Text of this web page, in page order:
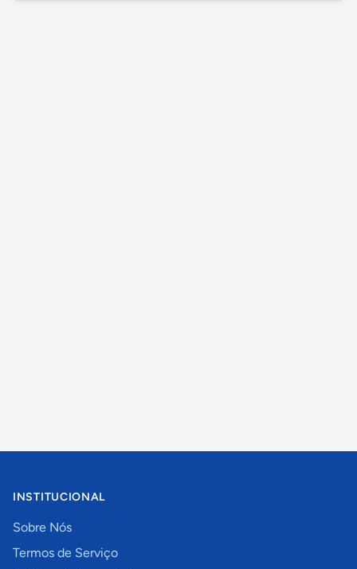
INSTITUCIONAL
Sobre Nós
Termos de Serviço